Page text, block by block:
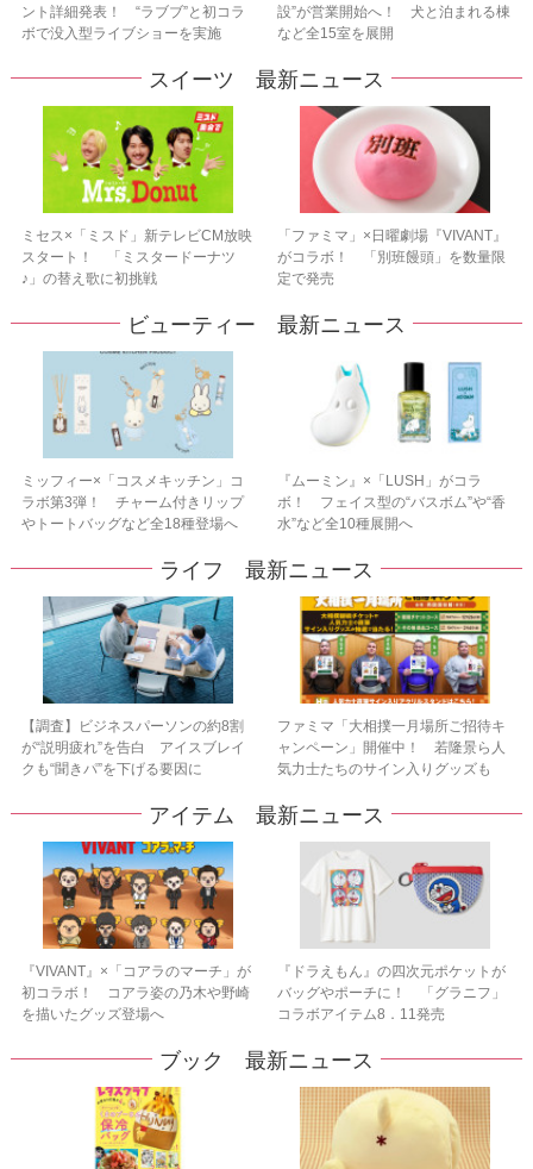
ント詳細発表！ “ラブブ”と初コラ
ボで没入型ライブショーを実施
設”が営業開始へ！ 犬と泊まれる棟
など全15室を展開
スイーツ 最新ニュース
ミセス×「ミスド」新テレビCM放映
スタート！ 「ミスタードーナツ
♪」の替え歌に初挑戦
「ファミマ」×日曜劇場『VIVANT』
がコラボ！ 「別班饅頭」を数量限
定で発売
ビューティー 最新ニュース
ミッフィー×「コスメキッチン」コ
ラボ第3弾！ チャーム付きリップ
やトートバッグなど全18種登場へ
『ムーミン』×「LUSH」がコラ
ボ！ フェイス型の“バスボム”や“香
水”など全10種展開へ
ライフ 最新ニュース
【調査】ビジネスパーソンの約8割
が“説明疲れ”を告白 アイスブレイ
クも“聞きパ”を下げる要因に
ファミマ「大相撲一月場所ご招待キ
ャンペーン」開催中！ 若隆景ら人
気力士たちのサイン入りグッズも
アイテム 最新ニュース
『VIVANT』×「コアラのマーチ」が
初コラボ！ コアラ姿の乃木や野崎
を描いたグッズ登場へ
『ドラえもん』の四次元ポケットが
バッグやポーチに！ 「グラニフ」
コラボアイテム8．11発売
ブック 最新ニュース